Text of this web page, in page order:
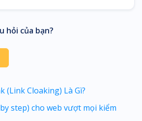
hỏi của bạn?
(Link Cloaking) Là Gì?
step) cho web vượt mọi kiểm